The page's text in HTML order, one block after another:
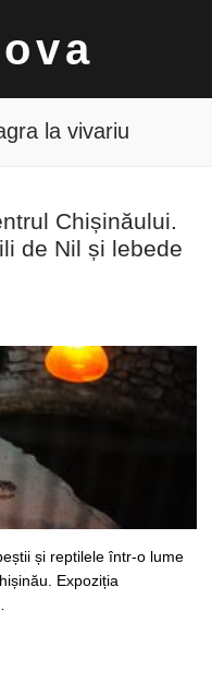
la vivariu
Chișinăului.
de Nil și lebede
și reptilele într-o lume
Expoziția